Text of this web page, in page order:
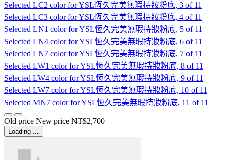
Selected LC2 color for YSL恆久完美無瑕持妝粉底, 3 of 11
Selected LC3 color for YSL恆久完美無瑕持妝粉底, 4 of 11
Selected LN1 color for YSL恆久完美無瑕持妝粉底, 5 of 11
Selected LN4 color for YSL恆久完美無瑕持妝粉底, 6 of 11
Selected LN7 color for YSL恆久完美無瑕持妝粉底, 7 of 11
Selected LW1 color for YSL恆久完美無瑕持妝粉底, 8 of 11
Selected LW4 color for YSL恆久完美無瑕持妝粉底, 9 of 11
Selected LW7 color for YSL恆久完美無瑕持妝粉底, 10 of 11
Selected MN7 color for YSL恆久完美無瑕持妝粉底, 11 of 11
Old price New price NT$2,700
Loading ...